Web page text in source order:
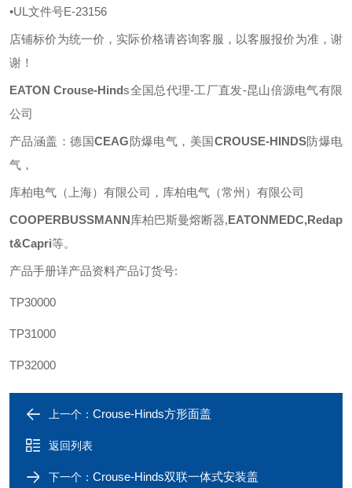
•UL文件号E-23156
店铺标价为统一价，实际价格请咨询客服，以客服报价为准，谢
谢！
EATON Crouse-Hinds全国总代理-工厂直发-昆山倍源电气有限
公司
产品涵盖：德国CEAG防爆电气，美国CROUSE-HINDS防爆电
气，
库柏电气（上海）有限公司，库柏电气（常州）有限公司
COOPERBUSSMANN库柏巴斯曼熔断器,EATONMEDC,Redap
t&Capri等。
产品手册详产品资料产品订货号:
TP30000
TP31000
TP32000
上一个： Crouse-Hinds方形面盖
返回列表
下一个： Crouse-Hinds双联一体式安装盖